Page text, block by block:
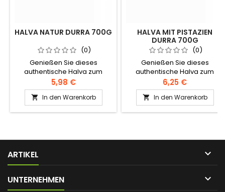
HALVA NATUR DURRA 700G
(0)
Genießen Sie dieses
authentische Halva zum
Frühstück oder als Snack!
Zutaten: Sesamcreme,
Zucker, modifiziertes Raps-
und Palmöl, Halva-Extrakt,
5,98 €
 In den Warenkorb
HALVA MIT PISTAZIEN
DURRA 700G
(0)
Genießen Sie dieses
authentische Halva zum
Frühstück oder als Snack!
Zutaten: Sesamcreme,
Zucker, modifiziertes Raps-
und Palmöl, Halawa-Extrakt,
6,25 €
 In den Warenkorb
ARTIKEL 
UNTERNEHMEN 